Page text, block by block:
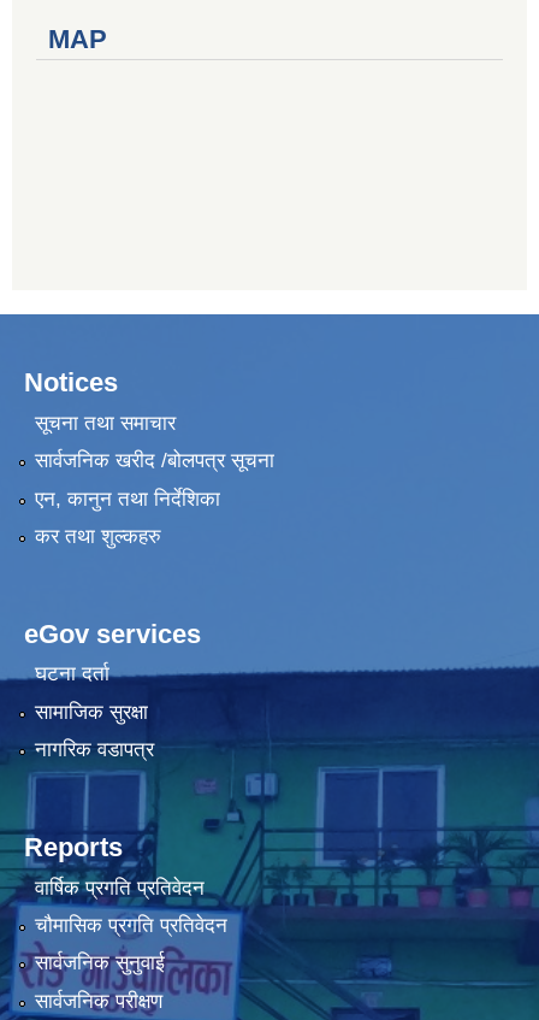
MAP
Notices
सूचना तथा समाचार
सार्वजनिक खरीद /बोलपत्र सूचना
एन, कानुन तथा निर्देशिका
कर तथा शुल्कहरु
eGov services
घटना दर्ता
सामाजिक सुरक्षा
नागरिक वडापत्र
Reports
वार्षिक प्रगति प्रतिवेदन
चौमासिक प्रगति प्रतिवेदन
सार्वजनिक सुनुवाई
सार्वजनिक परीक्षण